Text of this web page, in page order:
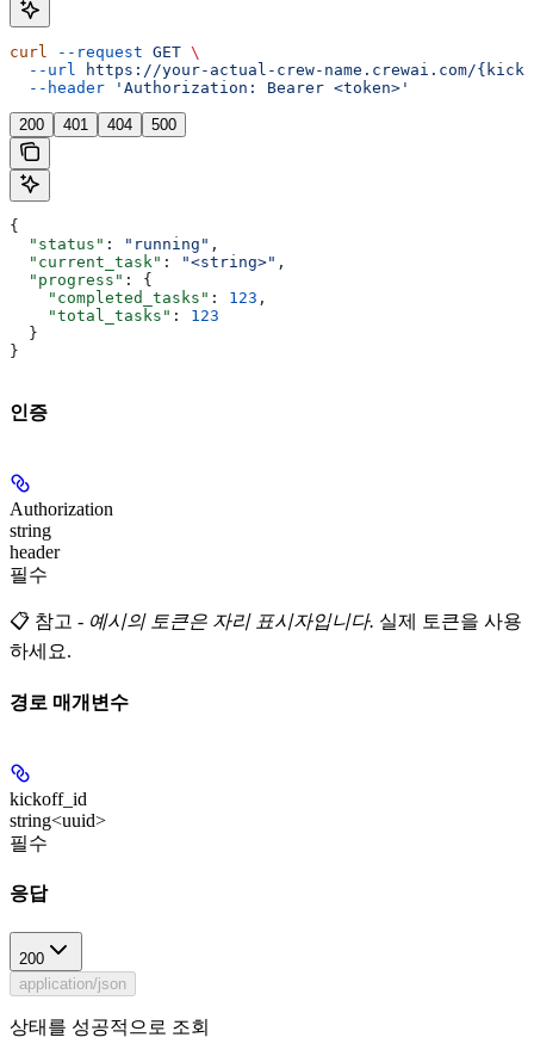
curl --request GET \
  --url
https://your-actual-crew-name.crewai.com/
  --header
'Authorization: Bearer <token>'
200 401 404 500
{
  "status"
: "running" ,
  "current_task"
: "<string>" ,
  "progress"
: {
    "completed_tasks"
: 123 ,
    "total_tasks"
: 123
  }
}
인증
Authorization
string
header
필수
📋 참고 - 예시의 토큰은 자리 표시자입니다. 실제 토큰을 사용
하세요.
경로 매개변수
kickoff_id
string<uuid>
필수
응답
200
application/json
상태를 성공적으로 조회